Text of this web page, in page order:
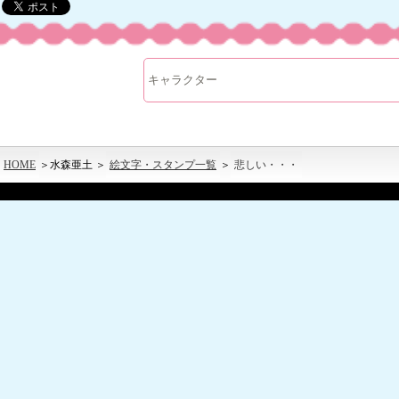
HOME ＞水森亜土 ＞ 絵文字・スタンプ一覧 ＞ 悲しい・・・